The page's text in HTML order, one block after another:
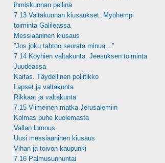
ihmiskunnan peilinä
7.13 Valtakunnan kiusaukset. Myöhempi
toiminta Galileassa
Messiaaninen kiusaus
”Jos joku tahtoo seurata minua…”
7.14 Köyhien valtakunta. Jeesuksen toiminta
Juudeassa
Kaifas. Täydellinen poliitikko
Lapset ja valtakunta
Rikkaat ja valtakunta
7.15 Viimeinen matka Jerusalemiin
Kolmas puhe kuolemasta
Vallan lumous
Uusi messiaaninen kiusaus
Vihan ja toivon kaupunki
7.16 Palmusunnuntai